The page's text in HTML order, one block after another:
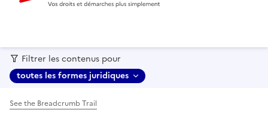
Filtrer les contenus pour
toutes les formes juridiques
See the Breadcrumb Trail